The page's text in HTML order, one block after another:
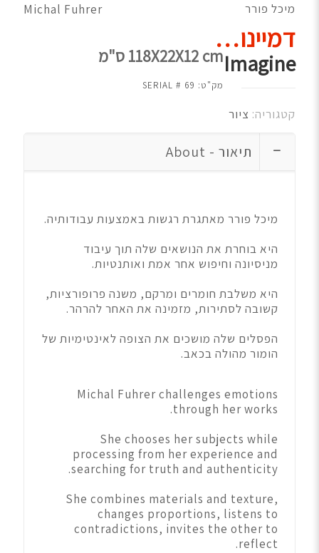
מיכל פורר Michal Fuhrer
דמיינו…
Imagine118X22X12 cm ס"מ
מק"ט: 69
קטגוריה: ציור
תיאור - About
מיכל פורר מאתגרת רגשות באמצעות עבודותיה.
היא בוחרת את הנושאים שלה תוך עיבוד
מניסיונה וחיפוש אחר אמת ואותנטיות.
היא משלבת חומרים ומרקם, משנה פרופורציות,
קשובה לסתירות, מזמינה את האחר להרהר.
הפסלים שלה מושכים את הצופה לאינטימיות של
הומור מהולה בכאב.
Michal Fuhrer challenges emotions
through her works.
She chooses her subjects while
processing from her experience and
searching for truth and authenticity.
She combines materials and texture,
changes proportions, listens to
contradictions, invites the other to
reflect.